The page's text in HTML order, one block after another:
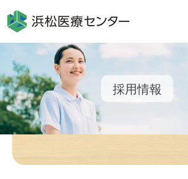
ロ
ー
ル
ナ
ビ
ゲ
文
へ
ー
カ
ナ
ビ
ゲ
ー
ッ
タ
へ
採用情報